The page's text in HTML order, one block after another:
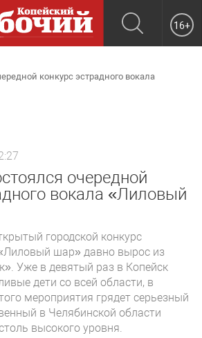
16+
конкурс эстрадного вокала
очередной
вокала «Лиловый
городской конкурс
шар» давно вырос из
Уже в девятый раз в Копейск
дети со всей области, в
мероприятия грядет серьезный
в Челябинской области
высокого уровня.